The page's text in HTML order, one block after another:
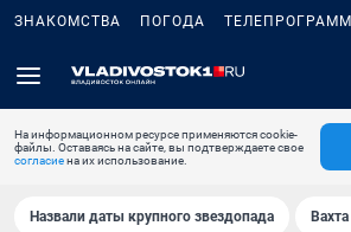
ЗНАКОМСТВА ПОГОДА
На информационном ресурсе применяются cookie-
файлы. Оставаясь на сайте, вы подтверждаете свое
согласиена их использование.
Назвали даты крупного звездопада